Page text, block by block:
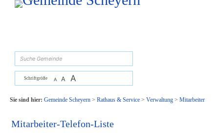
Zum Inhalt, zur Navigationoder zur Startseite springen.
Schriftgröße A A A
Sie sind hier: Gemeinde Scheyern> Rathaus & Service> Verwaltung> Mitarbeiter
Mitarbeiter-Telefon-Liste